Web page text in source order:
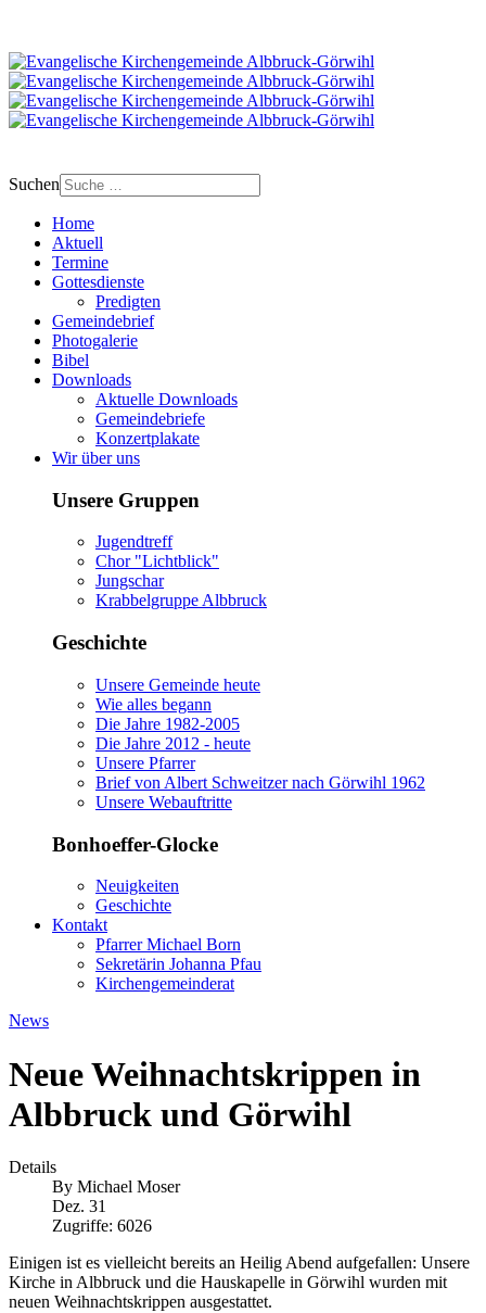
Suchen
Home
Aktuell
Termine
Gottesdienste
Predigten
Gemeindebrief
Photogalerie
Bibel
Downloads
Aktuelle Downloads
Gemeindebriefe
Konzertplakate
Wir über uns
Unsere Gruppen
Jugendtreff
Chor "Lichtblick"
Jungschar
Krabbelgruppe Albbruck
Geschichte
Unsere Gemeinde heute
Wie alles begann
Die Jahre 1982-2005
Die Jahre 2012 - heute
Unsere Pfarrer
Brief von Albert Schweitzer nach Görwihl 1962
Unsere Webauftritte
Bonhoeffer-Glocke
Neuigkeiten
Geschichte
Kontakt
Pfarrer Michael Born
Sekretärin Johanna Pfau
Kirchengemeinderat
News
Neue Weihnachtskrippen in
Albbruck und Görwihl
Details
By Michael Moser
Dez. 31
Zugriffe: 6026
Einigen ist es vielleicht bereits an Heilig Abend aufgefallen: Unsere
Kirche in Albbruck und die Hauskapelle in Görwihl wurden mit
neuen Weihnachtskrippen ausgestattet.